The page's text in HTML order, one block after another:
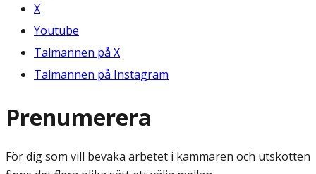
X
Youtube
Talmannen på X
Talmannen på Instagram
Prenumerera
För dig som vill bevaka arbetet i kammaren och utskotten